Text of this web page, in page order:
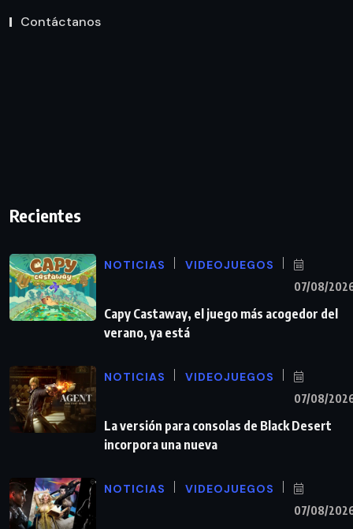
Contáctanos
Recientes
NOTICIAS VIDEOJUEGOS
07/08/
Capy Castaway, el juego más acogedor del
verano, ya está
NOTICIAS VIDEOJUEGOS
07/08/
La versión para consolas de Black Desert
incorpora una nueva
NOTICIAS VIDEOJUEGOS
07/08/